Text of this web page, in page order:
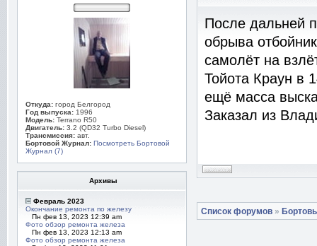
Откуда: город Белгород
Год выпуска: 1996
Модель: Terrano R50
Двигатель: 3.2 (QD32 Turbo Diesel)
Трансмиссия: авт.
Бортовой Журнал: Посмотреть Бортовой
Журнал (7)
Архивы
Февраль 2023
Окончание ремонта по железу
Пн фев 13, 2023 12:39 am
Фото обзор ремонта железа
Пн фев 13, 2023 12:13 am
Фото обзор ремонта железа
После дальней
обрыва
самолёт на
Тойота Краун в
ещё масса
Заказал из
Список форумов »